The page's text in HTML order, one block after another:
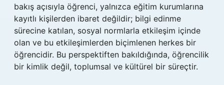
bakış açısıyla öğrenci, yalnızca eğitim kurumlarına
kayıtlı kişilerden ibaret değildir; bilgi edinme
sürecine katılan, sosyal normlarla etkileşim içinde
olan ve bu etkileşimlerden biçimlenen herkes bir
öğrencidir. Bu perspektiften bakıldığında, öğrencilik
bir kimlik değil, toplumsal ve kültürel bir süreçtir.